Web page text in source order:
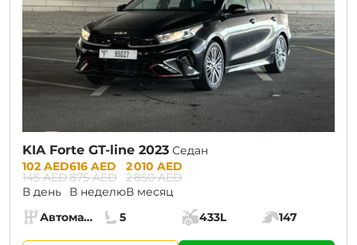
KIA Forte GT-line 2023 Седан
Prices:
102 AED
145 AED
В день
616 AED
875 AED
В неделю
2 010 AED
2 850 AED
В месяц
Specs:
Коробка передач:
Автомат (АКПП)
Места:
5
Объём багажника:
433L
Мощность
147